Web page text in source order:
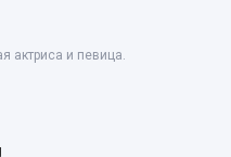
актриса и певица.